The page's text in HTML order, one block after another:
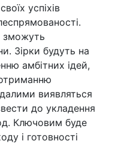
успіхів
зможуть
Зірки будуть на
амбітних ідей,
виявляться
до укладення
Ключовим буде
і готовності